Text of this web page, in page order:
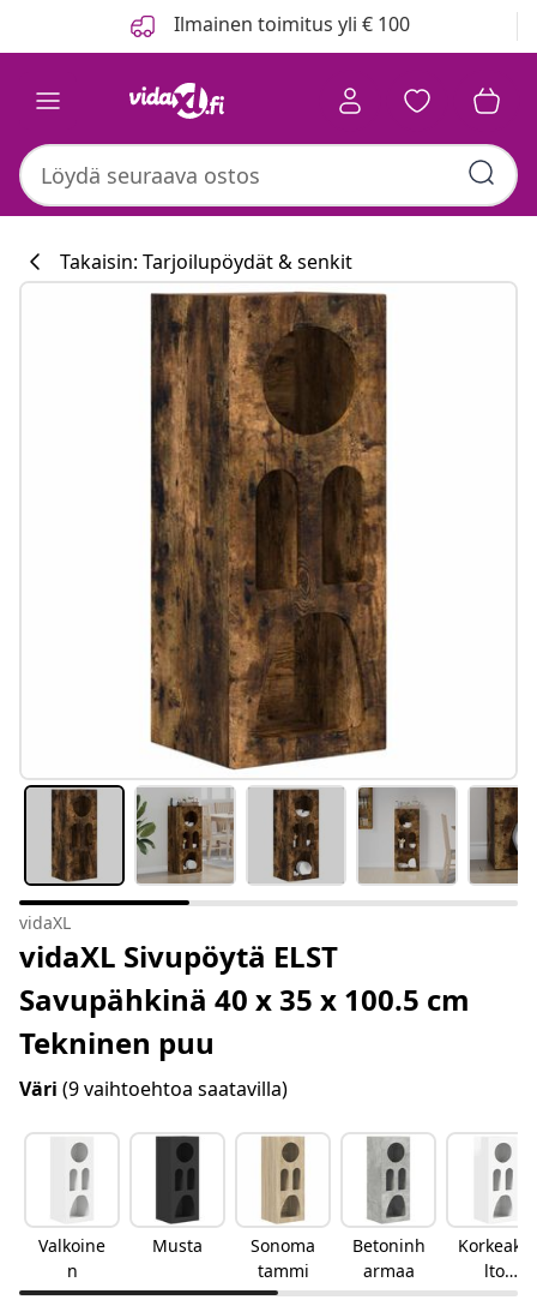
Ilmainen toimitus yli € 100
#sharemevidaxl
Takaisin: Tarjoilupöydät & senkit
vidaXL
vidaXL Sivupöytä ELST
Savupähkinä 40 x 35 x 100.5 cm
Tekninen puu
Väri (9 vaihtoehtoa saatavilla)
Valkoine
n
Musta
Sonoma
tammi
Betoninh
armaa
Korkeakii
lto